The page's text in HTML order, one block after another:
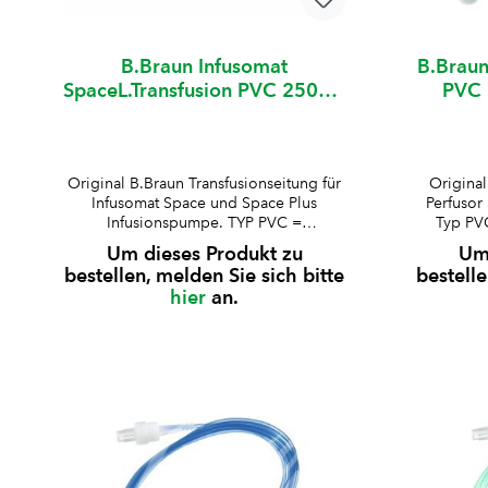
B.Braun Infusomat
SpaceL.Transfusion PVC 250cm
Original B.Braun Transfusionseitung für
Infusomat Space und Space Plus
Infusionspumpe. TYP PVC =
Polyvinylchlorid (DEHP-
frei)mit PrimeStopkein AirStop200 μm
BlutfilterSpin-Lock-Ansatz (rotierender
Luer-Lock-Ansatz)Innen-ø Schlauch:
Space Plus Infusionspumpe
Um dieses Produkt zu
bestellen, melden Sie sich bitte
hier an.
Typ